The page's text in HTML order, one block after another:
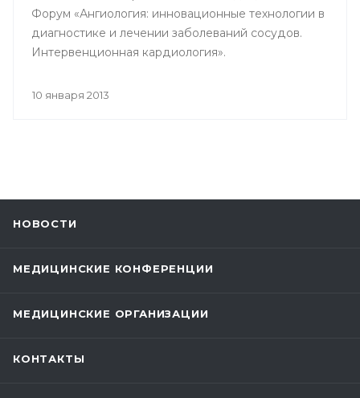
Форум «Ангиология: инновационные технологии в
диагностике и лечении заболеваний сосудов.
Интервенционная кардиология».
10 января 2013
НОВОСТИ
МЕДИЦИНСКИЕ КОНФЕРЕНЦИИ
МЕДИЦИНСКИЕ ОРГАНИЗАЦИИ
КОНТАКТЫ